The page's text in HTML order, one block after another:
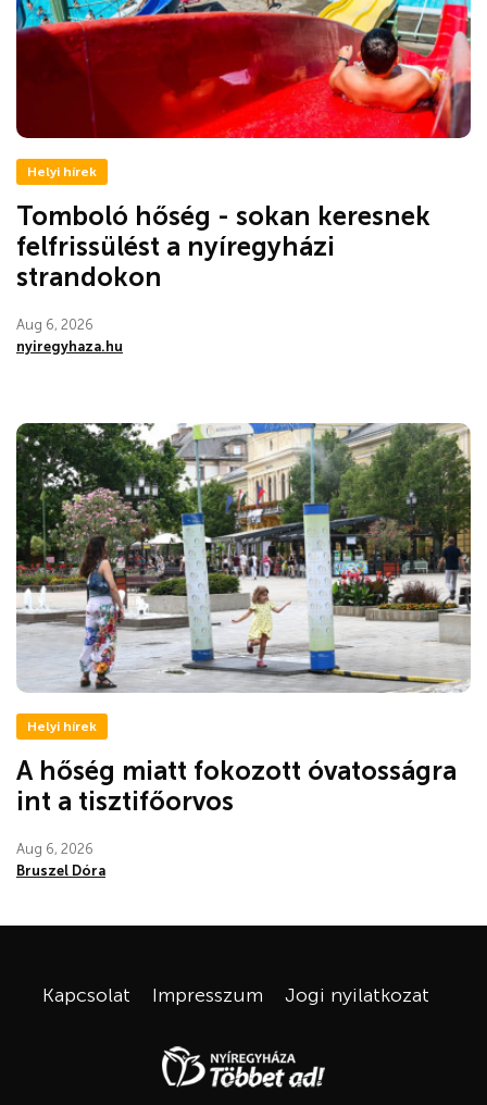
Helyi hírek
Tomboló hőség - sokan keresnek
felfrissülést a nyíregyházi
strandokon
Aug 6, 2026
nyiregyhaza.hu
Helyi hírek
A hőség miatt fokozott óvatosságra
int a tisztifőorvos
Aug 6, 2026
Bruszel Dóra
Kapcsolat Impresszum Jogi nyilatkozat